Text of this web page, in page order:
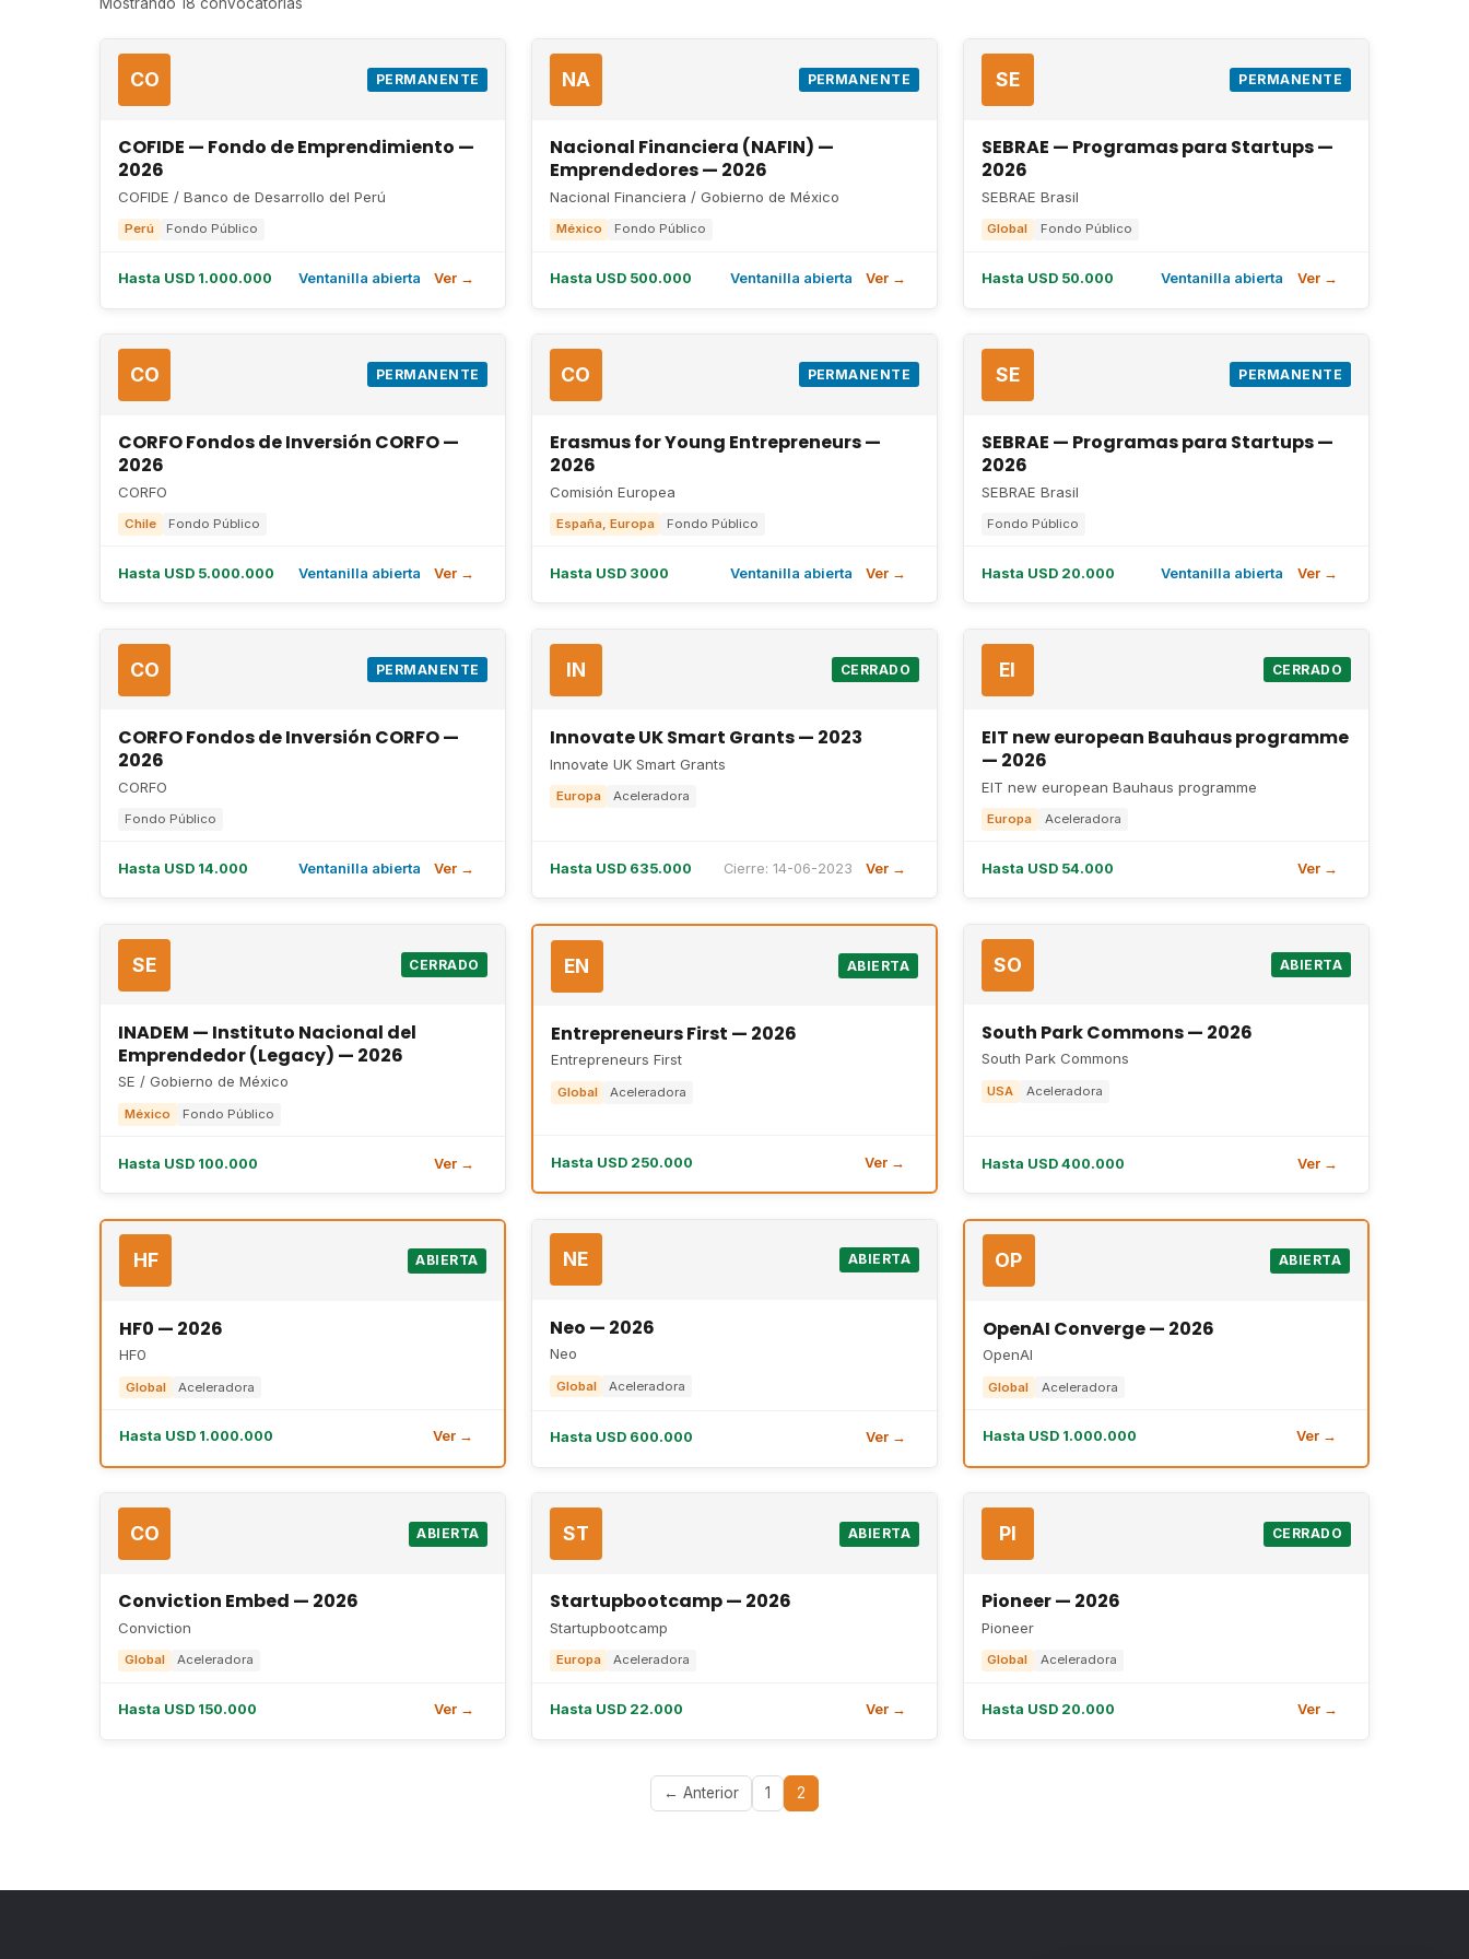
CO PERMANENTE
COFIDE — Fondo de Emprendimiento —
2026
COFIDE / Banco de Desarrollo del Perú
Perú Fondo Público
Hasta USD 1.000.000 Ventanilla abierta Ver →
NA PERMANENTE
Nacional Financiera (NAFIN) —
Emprendedores — 2026
Nacional Financiera / Gobierno de México
México Fondo Público
Hasta USD 500.000 Ventanilla abierta Ver →
SE PERMANENTE
SEBRAE — Programas para Startups —
2026
SEBRAE Brasil
Global Fondo Público
Hasta USD 50.000 Ventanilla abierta Ver →
CO PERMANENTE
CORFO Fondos de Inversión CORFO —
2026
CORFO
Chile Fondo Público
Hasta USD 5.000.000 Ventanilla abierta Ver →
CO PERMANENTE
Erasmus for Young Entrepreneurs —
2026
Comisión Europea
España, Europa Fondo Público
Hasta USD 3000 Ventanilla abierta Ver →
SE PERMANENTE
SEBRAE — Programas para Startups —
2026
SEBRAE Brasil
Fondo Público
Hasta USD 20.000 Ventanilla abierta Ver →
CO PERMANENTE
CORFO Fondos de Inversión CORFO —
2026
CORFO
Fondo Público
Hasta USD 14.000 Ventanilla abierta Ver →
IN CERRADO
Innovate UK Smart Grants — 2023
Innovate UK Smart Grants
Europa Aceleradora
Hasta USD 635.000 Cierre: 14-06-2023 Ver →
EI CERRADO
EIT new european Bauhaus programme
— 2026
EIT new european Bauhaus programme
Europa Aceleradora
Hasta USD 54.000 Ver →
SE CERRADO
INADEM — Instituto Nacional del
Emprendedor (Legacy) — 2026
SE / Gobierno de México
México Fondo Público
Hasta USD 100.000 Ver →
EN ABIERTA
Entrepreneurs First — 2026
Entrepreneurs First
Global Aceleradora
Hasta USD 250.000 Ver →
SO ABIERTA
South Park Commons — 2026
South Park Commons
USA Aceleradora
Hasta USD 400.000 Ver →
HF ABIERTA
HF0 — 2026
HF0
Global Aceleradora
Hasta USD 1.000.000 Ver →
NE ABIERTA
Neo — 2026
Neo
Global Aceleradora
Hasta USD 600.000 Ver →
OP ABIERTA
OpenAI Converge — 2026
OpenAI
Global Aceleradora
Hasta USD 1.000.000 Ver →
CO ABIERTA
Conviction Embed — 2026
Conviction
Global Aceleradora
Hasta USD 150.000 Ver →
ST ABIERTA
Startupbootcamp — 2026
Startupbootcamp
Europa Aceleradora
Hasta USD 22.000 Ver →
PI CERRADO
Pioneer — 2026
Pioneer
Global Aceleradora
Hasta USD 20.000 Ver →
← Anterior 1 2